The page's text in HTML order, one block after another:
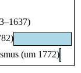
(um 1772)